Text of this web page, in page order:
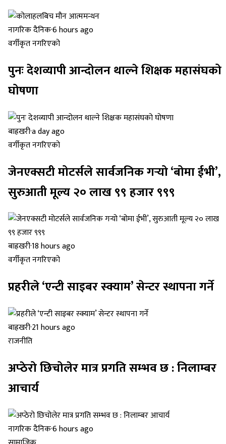
नागरिक दैनिक·6 hours ago
वर्गीकृत नगरिएको
पुनः देशव्यापी आन्दोलन थाल्ने शिक्षक महासंघको
घोषणा
बाह्रखरी·a day ago
वर्गीकृत नगरिएको
जेनएक्सटी मोटर्सले सार्वजनिक गर्‍यो ‘बोमा ईभी’,
सुरुआती मूल्य २० लाख ९९ हजार ९९९
बाह्रखरी·18 hours ago
वर्गीकृत नगरिएको
प्रहरीले ‘एन्टी साइबर स्क्याम’ सेन्टर स्थापना गर्ने
बाह्रखरी·21 hours ago
राजनीति
अप्ठेरो छिचोलेर मात्र प्रगति सम्भव छ : निलाम्बर
आचार्य
नागरिक दैनिक·6 hours ago